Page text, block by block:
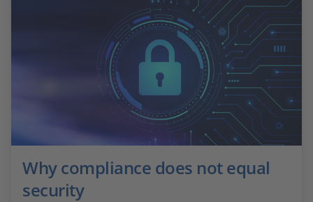
Why compliance does not equal
security